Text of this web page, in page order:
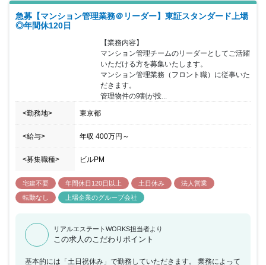
平均残業時間は繁忙期も含めても20～30時間程度となります。 ま
た同社の管理物件は首都圏にほぼ集中しているため転勤はありませ
ん。
急募【マンション管理業務＠リーダー】東証スタンダード上場
◎年間休120日
【業務内容】
マンション管理チームのリーダーとしてご活躍
いただける方を募集いたします。
マンション管理業務（フロント職）に従事いた
だきます。
管理物件の9割が投...
<勤務地> 東京都
<給与> 年収 400万円 ～
<募集職種> ビルPM
宅建不要 年間休日120日以上 土日休み
法人営業
転勤なし
上場企業のグループ会社
リアルエステートWORKS担当者より
この求人のこだわりポイント
基本的には「土日祝休み」で勤務していただきます。 業務によって